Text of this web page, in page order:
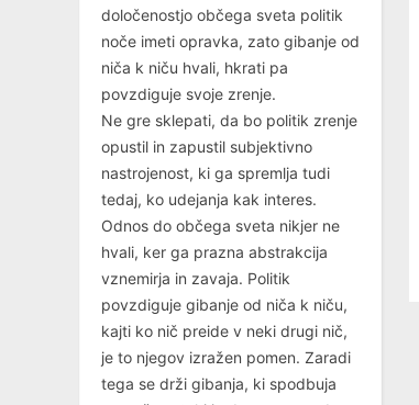
določenostjo občega sveta politik
noče imeti opravka, zato gibanje od
niča k niču hvali, hkrati pa
povzdiguje svoje zrenje.
Ne gre sklepati, da bo politik zrenje
opustil in zapustil subjektivno
nastrojenost, ki ga spremlja tudi
tedaj, ko udejanja kak interes.
Odnos do občega sveta nikjer ne
hvali, ker ga prazna abstrakcija
vznemirja in zavaja. Politik
povzdiguje gibanje od niča k niču,
kajti ko nič preide v neki drugi nič,
je to njegov izražen pomen. Zaradi
tega se drži gibanja, ki spodbuja